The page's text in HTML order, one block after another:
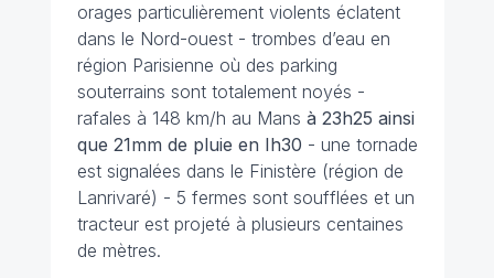
orages particulièrement violents éclatent
dans le Nord-ouest - trombes d’eau en
région Parisienne où des parking
souterrains sont totalement noyés -
rafales à 148 km/h au Mans à 23h25 ainsi
que 21mm de pluie en Ih30 - une tornade
est signalées dans le Finistère (région de
Lanrivaré) - 5 fermes sont soufflées et un
tracteur est projeté à plusieurs centaines
de mètres.